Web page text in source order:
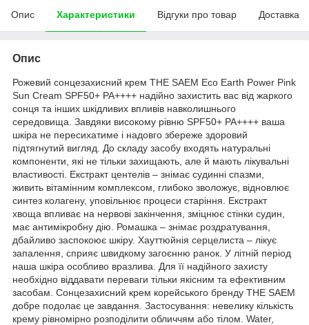
Опис Характеристики Відгуки про товар Доставка
Опис
Рожевий сонцезахисний крем THE SAEM Eco Earth Power Pink
Sun Cream SPF50+ PA++++ надійно захистить вас від жаркого
сонця та інших шкідливих впливів навколишнього
середовища. Завдяки високому рівню SPF50+ PA++++ ваша
шкіра не пересихатиме і надовго збереже здоровий
підтягнутий вигляд. До складу засобу входять натуральні
компоненти, які не тільки захищають, але й мають лікувальні
властивості. Екстракт центелів – знімає судинні спазми,
живить вітамінним комплексом, глибоко зволожує, відновлює
синтез колагену, уповільнює процеси старіння. Екстракт
хвоща впливає на нервові закінчення, зміцнює стінки судин,
має антимікробну дію. Ромашка – знімає роздратування,
дбайливо заспокоює шкіру. Хауттюйнія серцелиста – лікує
запалення, сприяє швидкому загоєнню ранок. У літній період
наша шкіра особливо вразлива. Для її надійного захисту
необхідно віддавати переваги тільки якісним та ефективним
засобам. Сонцезахисний крем корейського бренду THE SAEM
добре подолає це завдання. Застосування: невелику кількість
крему рівномірно розподілити обличчям або тілом. Water,